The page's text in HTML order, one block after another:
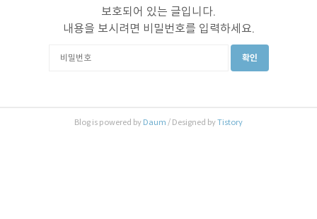
보호되어 있는 글입니다.
내용을 보시려면 비밀번호를 입력하세요.
확인
Blog is powered by Daum / Designed byTistory